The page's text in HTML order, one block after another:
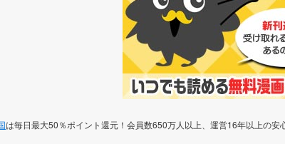
は毎日最大50％ポイント還元！会員数650万人以上、運営16年以上の安